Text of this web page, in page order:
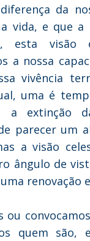
da
vida, e que
esta visão
a nossa
vivência
uma é
a extinção
parecer um
a visão
ângulo de
renovação
ou
quem são,